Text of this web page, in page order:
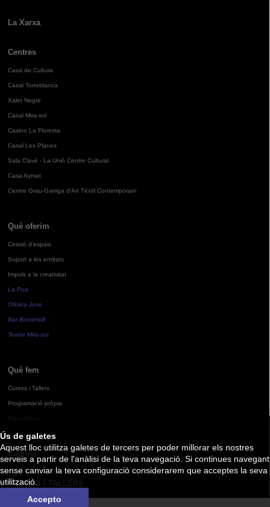
Ús de galetes
Aquest lloc utilitza galetes de tercers per poder millorar els nostres
serveis a partir de l'anàlisi de la teva navegació. Si continues navegant
sense canviar la teva configuració considerarem que acceptes la seva
utilització.
Accepto
La Xarxa
Centres
Casa de Cultura
Casal Torreblanca
Xalet Negre
Casal Mira-sol
Casino La Floresta
Casal Les Planes
Sala Clavé - La Unió Centre Cultural
Casa Aymat
Centre Grau-Garriga d'Art Tèxtil Contemporani
Què oferim
Cessió d'espais
Suport a les entitats
Impuls a la creativitat
La Pua
Oficina Jove
Bar Bocamoll
Teatre Mira-sol
Què fem
Cursos i Tallers
Programació pròpia
Agenda
CURSOS I TALLERS